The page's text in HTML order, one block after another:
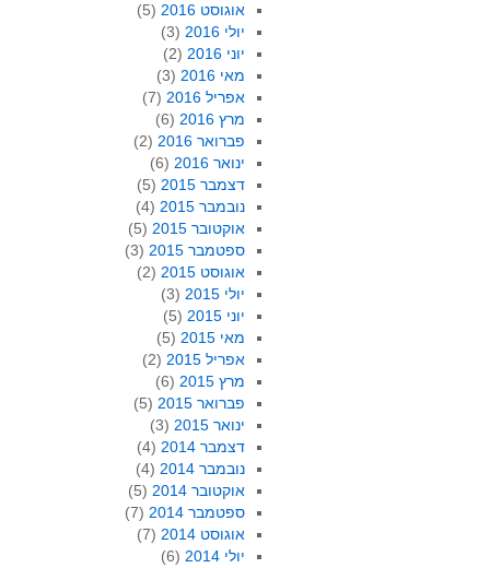
אוגוסט 2016
(5)
יולי 2016
(3)
יוני 2016
(2)
מאי 2016
(3)
אפריל 2016
(7)
מרץ 2016
(6)
פברואר 2016
(2)
ינואר 2016
(6)
דצמבר 2015
(5)
נובמבר 2015
(4)
אוקטובר 2015
(5)
ספטמבר 2015
(3)
אוגוסט 2015
(2)
יולי 2015
(3)
יוני 2015
(5)
מאי 2015
(5)
אפריל 2015
(2)
מרץ 2015
(6)
פברואר 2015
(5)
ינואר 2015
(3)
דצמבר 2014
(4)
נובמבר 2014
(4)
אוקטובר 2014
(5)
ספטמבר 2014
(7)
אוגוסט 2014
(7)
יולי 2014
(6)